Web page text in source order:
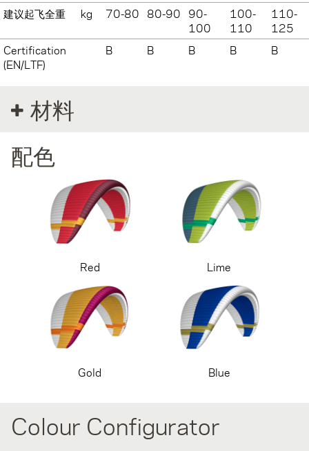
建议起飞全重
kg 70-80 80-90
90-
100
100-
110
110-
125
Certification
(EN/LTF)
B B B B B
材料
配色
Red Lime
Gold Blue
Colour Configurator